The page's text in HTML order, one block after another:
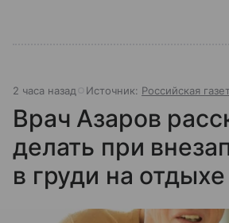
2 часа назад Источник: Российская
Врач Азаров
делать при
в груди на отдыхе